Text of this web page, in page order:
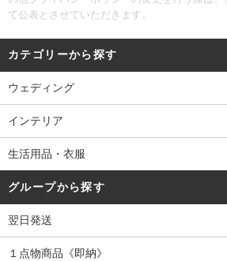
て公表とさせていただきます。
カテゴリーから探す
ウェディング
インテリア
生活用品・衣服
グループから探す
翌日発送
１点物商品《即納》